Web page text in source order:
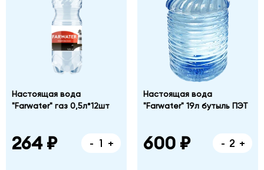
Настоящая вода
"Farwater" газ 0,5л*12шт
264 ₽ - +
Настоящая вода
"Farwater" 19л бутыль ПЭТ
600 ₽ - +